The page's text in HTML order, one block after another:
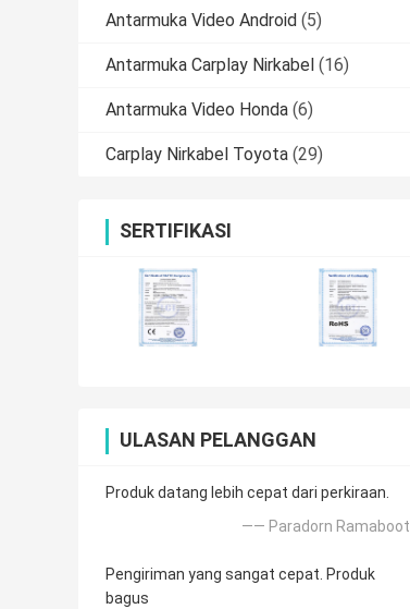
Antarmuka Video Android (5)
Antarmuka Carplay Nirkabel (16)
Antarmuka Video Honda (6)
Carplay Nirkabel Toyota (29)
SERTIFIKASI
ULASAN PELANGGAN
Produk datang lebih cepat dari perkiraan.
—— Paradorn Ramaboot
Pengiriman yang sangat cepat. Produk
bagus